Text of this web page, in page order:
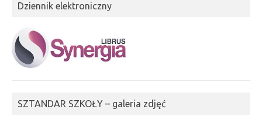
Dziennik elektroniczny
SZTANDAR SZKOŁY – galeria zdjęć